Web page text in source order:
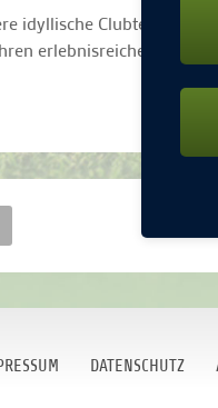
idyllische Clubterrasse
erlebnisreichen Golftag
DATENSCHUTZ